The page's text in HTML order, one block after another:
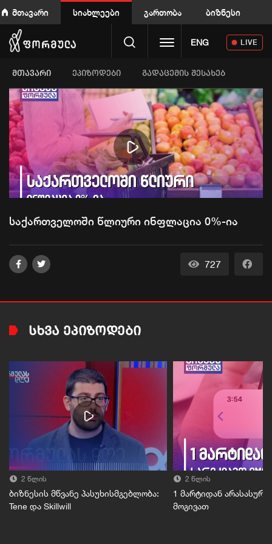
მთავარი სიახლეები გართობა ბიზნესი
Toggle navigation
ENG LIVE
ᲛᲗᲐᲕᲐᲠᲘ ეპიზოდები გადაცემის შესახებ
Play
Video
საქართველოში წლიური ინფლაცია 0%-ია
727
ᲡᲮᲕᲐ ᲔᲞᲘᲖᲝᲓᲔᲑᲘ
2 წლის
ბიზნესის მწვანე პასუხისმგებლობა:
Tene და Skillwill
2 წლის
1 მარტიდან
მოგივათ